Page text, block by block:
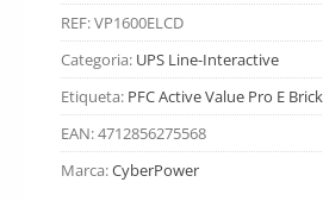
REF:VP1600ELCD
Categoria: UPS Line-Interactive
Etiqueta: PFC Active Value Pro E
EAN:4712856275568
Marca:CyberPower